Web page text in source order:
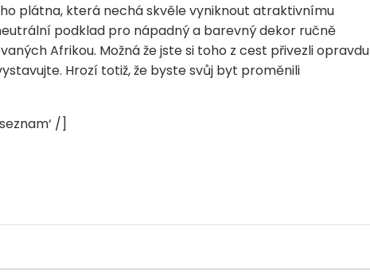
plátna, která nechá skvěle vyniknout atraktivnímu
podklad pro nápadný a barevný dekor ručně
Afrikou. Možná že jste si toho z cest přivezli opravdu
Hrozí totiž, že byste svůj byt proměnili
/]